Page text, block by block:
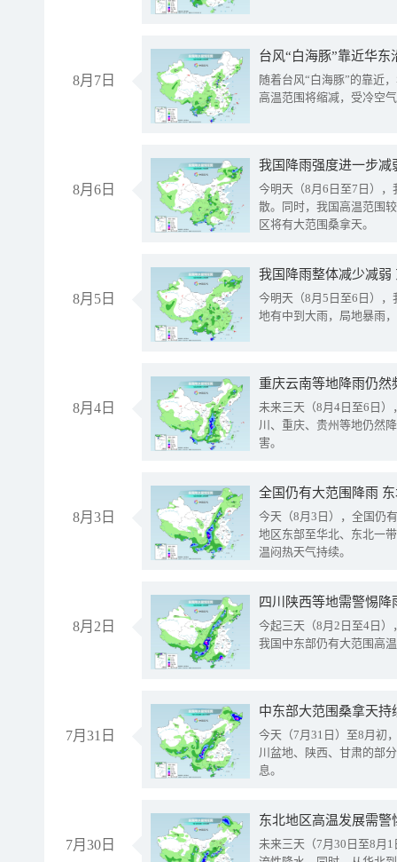
8月7日
台风“白海豚”靠近华
随着台风“白海豚”的靠近
高温范围将缩减，受冷空
8月6日
今明天（8月6日至7日）
散。同时，我国高温范围
区将有大范围桑拿天。
8月5日
我国降雨整体减少减弱
今明天（8月5日至6日）
地有中到大雨，局地暴雨
8月4日
重庆云南等地降雨仍然
未来三天（8月4日至6日
川、重庆、贵州等地仍然
害。
8月3日
全国仍有大范围降雨
今天（8月3日），全国仍
地区东部至华北、东北一
温闷热天气持续。
8月2日
今起三天（8月2日至4日
我国中东部仍有大范围高
7月31日
中东部大范围桑拿天
今天（7月31日）至8月初
川盆地、陕西、甘肃的部
息。
7月30日
东北地区高温发展需
未来三天（7月30日至8月